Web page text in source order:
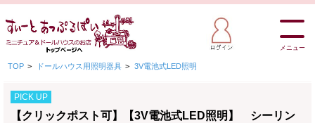
メニュー
TOP > ドールハウス用照明器具 > 3V電池式LED照明
PICK UP
【クリックポスト可】【3V電池式LED照明】 シーリン